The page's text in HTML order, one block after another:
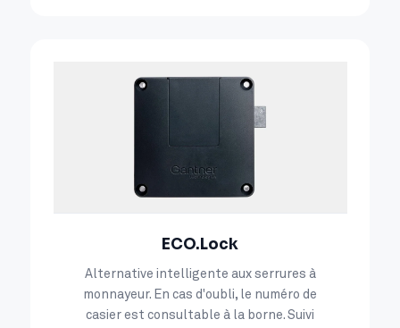
ECO.Lock
Alternative intelligente aux serrures à
monnayeur. En cas d'oubli, le numéro de
casier est consultable à la borne. Suivi